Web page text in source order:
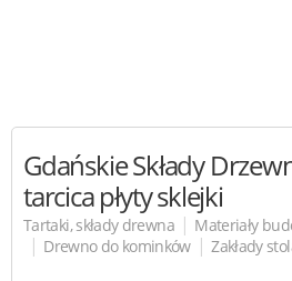
Gdańskie Składy
tarcica płytysklejki
Tartaki, składy drewna | Materiały
| Drewno do kominków | Zakłady